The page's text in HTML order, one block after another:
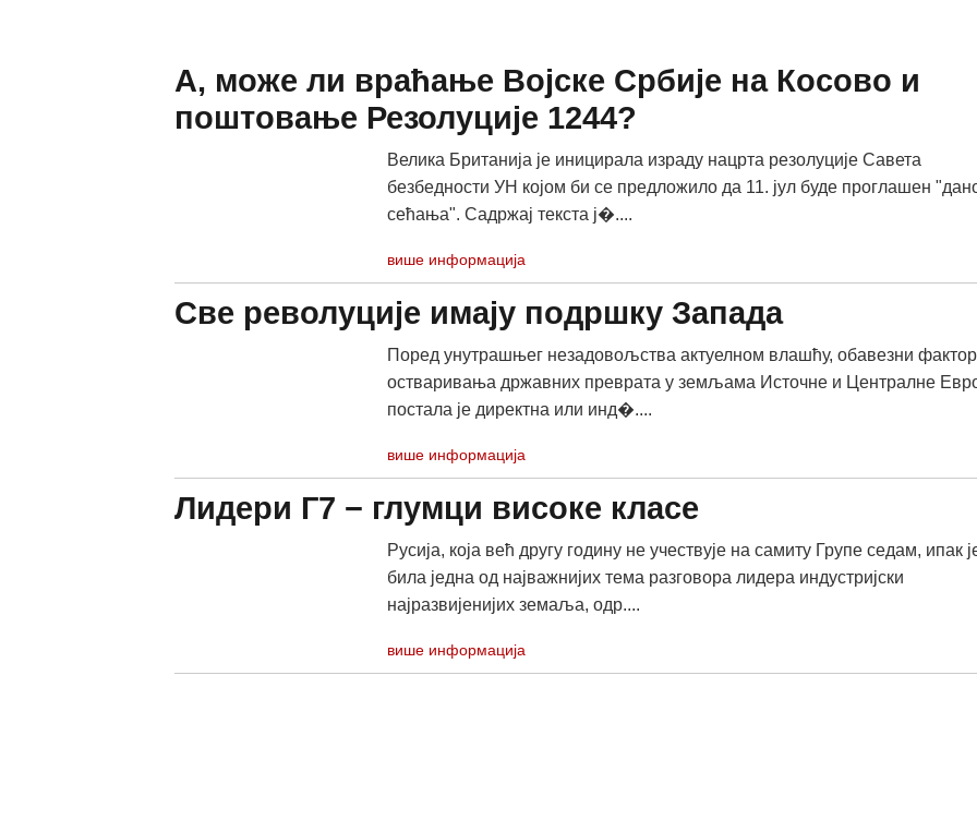
A, може ли враћање Војске Србије на Косово и
поштовање Резолуције 1244?
Велика Британија је иницирала израду нацрта резолуције Савета
безбедности УН којом би се предложило да 11. јул буде проглашен
сећања". Садржај текста ј�....
више информација
Све револуције имају подршку Запада
Поред унутрашњег незадовољства актуелном влашћу, обавезни фактор
остваривања државних преврата у земљама Источне и Централне
постала је директна или инд�....
више информација
Лидери Г7 − глумци високе класе
Русија, која већ другу годину не учествује на самиту Групе седам, ипак
била једна од најважнијих тема разговора лидера индустријски
најразвијенијих земаља, одр....
више информација